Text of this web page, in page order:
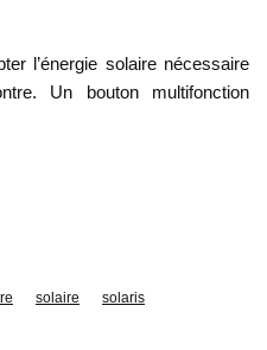
l’énergie solaire nécessaire
Un bouton multifonction
solaire solaris